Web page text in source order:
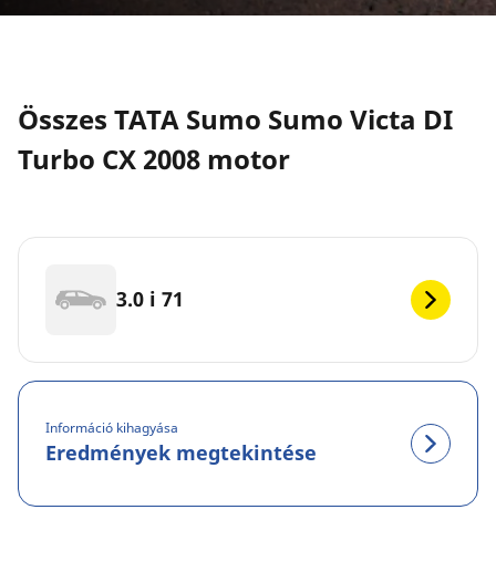
Összes TATA Sumo Sumo Victa DI
Turbo CX 2008 motor
3.0 i 71
Információ kihagyása
Eredmények megtekintése